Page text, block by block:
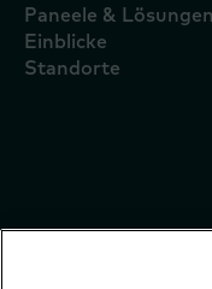
Paneele & Lösungen
Einblicke
Standorte